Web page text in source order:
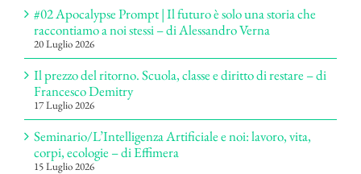
#02 Apocalypse Prompt | Il futuro è solo una storia che
raccontiamo a noi stessi – di Alessandro Verna
20 Luglio 2026
Il prezzo del ritorno. Scuola, classe e diritto di restare – di
Francesco Demitry
17 Luglio 2026
Seminario/L’Intelligenza Artificiale e noi: lavoro, vita,
corpi, ecologie – di Effimera
15 Luglio 2026